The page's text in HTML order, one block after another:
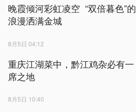
晚霞倾河彩虹凌空 “双倍暮色”的
浪漫洒满金城
8月5日 04:12
重庆江湖菜中，黔江鸡杂必有一
席之地
8月5日 10:40